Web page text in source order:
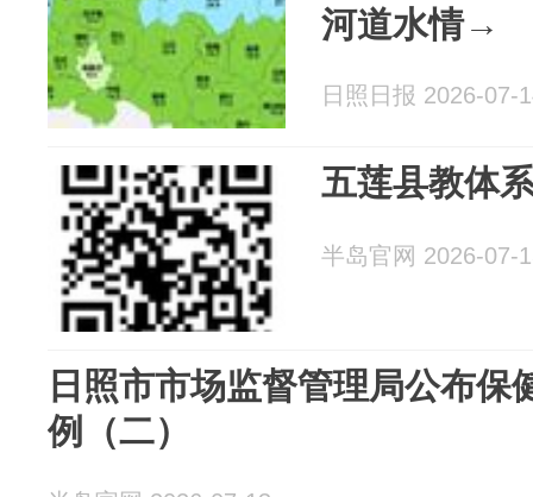
河道水情→
日照日报 2026-07-
五莲县教体
半岛官网 2026-07-
日照市市场监督管理局公布保
例（二）